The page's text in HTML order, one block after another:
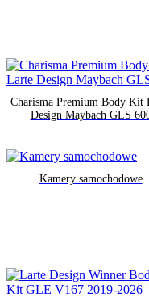
Charisma Premium Body Kit
Design Maybach GLS
Kamery samochodowe